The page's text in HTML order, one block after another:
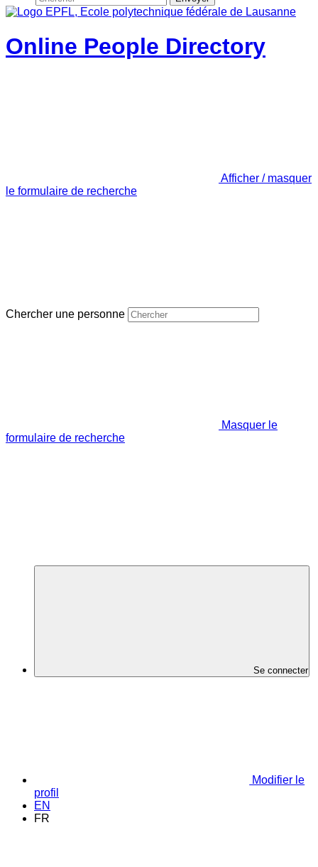
Online People Directory
Afficher / masquer
le formulaire de recherche
Chercher une personne
Masquer le
formulaire de recherche
Se connecter
Modifier le
profil
EN
FR